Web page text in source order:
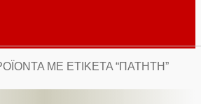
ΜΕ ΕΤΙΚΈΤΑ “ΠΑΤΗΤΉ”